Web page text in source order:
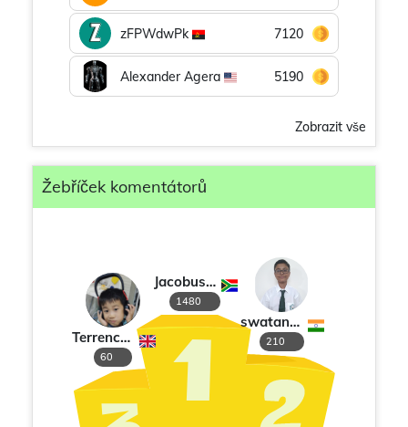
zFPWdwPk 7120
Alexander Agera 5190
Zobrazit vše
Žebříček komentátorů
Jacobus M de Vries
1480
swatantra sarkar
210
Terrence Cheng
60